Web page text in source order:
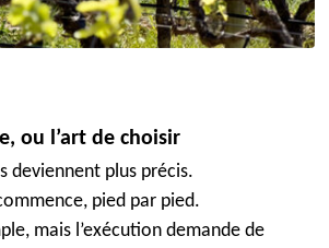
ou l’art de choisir
deviennent plus précis.
pied par pied.
mais l’exécution demande de